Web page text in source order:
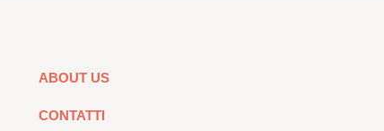
ABOUT US
CONTATTI